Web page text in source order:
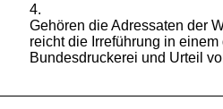
4.
Gehören die Adressaten der
reicht die Irreführung in
Bundesdruckerei und Urteil